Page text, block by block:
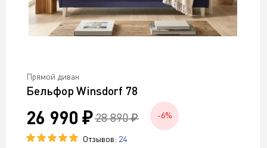
Прямой диван
Бельфор Winsdorf 78
26 990 ₽ 28 890 ₽ -6%
Отзывов: 24